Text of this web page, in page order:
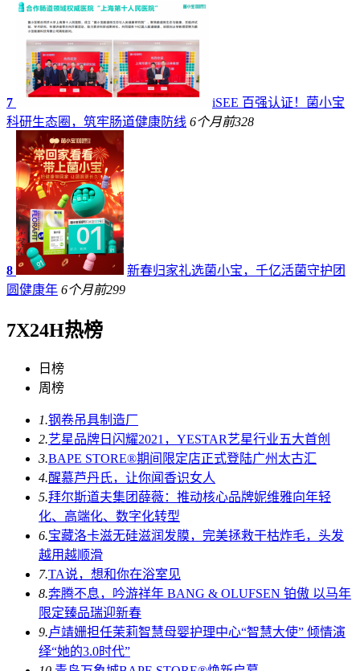
7
iSEE 百强认证！菌小宝
科研生态圈，筑牢肠道健康防线 6个月前328
8
新春归家礼选菌小宝，千亿活菌守护团
圆健康年 6个月前299
7X24H热榜
日榜
周榜
1.钢卷吊具制造厂
2.艺星品牌日闪耀2021，YESTAR艺星行业五大首创
3.BAPE STORE®期间限定店正式登陆广州太古汇
4.醒慕芦丹氏，让你闻香识女人
5.拜尔斯道夫集团薛薇：推动核心品牌妮维雅向年轻
化、高端化、数字化转型
6.宝藏洛卡滋无硅滋润发膜，完美拯救干枯炸毛，头发
越用越顺滑
7.TA说，想和你在浴室见
8.奔腾不息，吟游祥年 BANG & OLUFSEN 铂傲 以马年
限定臻品瑞迎新春
9.卢靖姗担任茉莉智慧母婴护理中心“智慧大使” 倾情演
绎“她的3.0时代”